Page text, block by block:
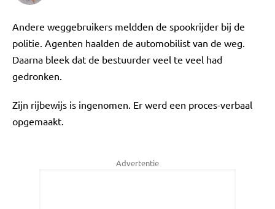
Andere weggebruikers meldden de spookrijder bij de
politie. Agenten haalden de automobilist van de weg.
Daarna bleek dat de bestuurder veel te veel had
gedronken.
Zijn rijbewijs is ingenomen. Er werd een proces-verbaal
opgemaakt.
Advertentie